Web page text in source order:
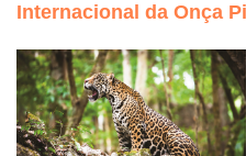
Internacional da Onça